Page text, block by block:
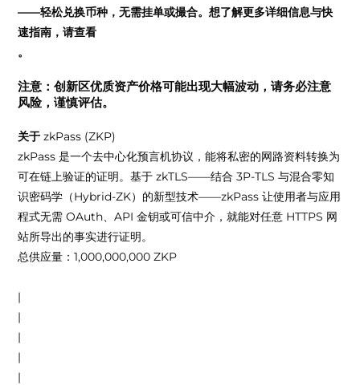
——轻松兑换币种，无需挂单或撮合。想了解更多详细信息与快
速指南，请查看
。
注意：创新区优质资产价格可能出现大幅波动，请务必注意
风险，谨慎评估。
关于zkPass (ZKP)
zkPass 是一个去中心化预言机协议，能将私密的网路资料转换为
可在链上验证的证明。基于 zkTLS——结合 3P-TLS 与混合零知
识密码学（Hybrid-ZK）的新型技术——zkPass 让使用者与应用
程式无需 OAuth、API 金钥或可信中介，就能对任意 HTTPS 网
站所导出的事实进行证明。
总供应量：1,000,000,000 ZKP
|
|
|
|
|